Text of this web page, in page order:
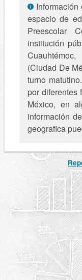
Información
espacio de
Preescolar
institución
(Ciudad De
turno
por diferentes
México, en
información
geografica